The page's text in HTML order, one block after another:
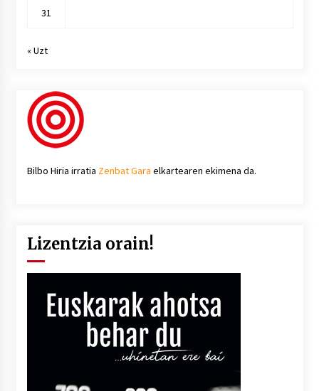
31
« Uzt
Bilbo Hiria irratia Zenbat Gara elkartearen ekimena da.
Lizentzia orain!